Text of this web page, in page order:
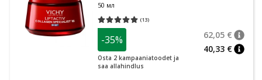
50 мл
(13)
Средняя оценка 5.00
-35%
Osta 2 kampaaniatoodet ja
saa allahindlus
62,05 €
40,33 €